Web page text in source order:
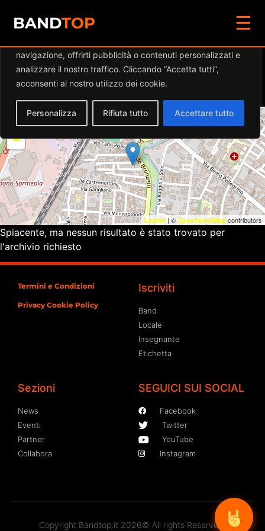
Diamo valore alla tua privacy
navigazione, offrirti pubblicità o contenuti personalizzati e
analizzare il nostro traffico. Cliccando “Accetta tutti”,
acconsenti al nostro utilizzo dei cookie.
Personalizza Rifiuta tutto Accettare tutto
BANDTOP
☰
Eventi aBAMBOO
VOLUME DUE
+
−
Leaflet| ©OpenStreetMap contributors
Spiacente, ma nessun risultato è stato trovato per
l'archivio richiesto
Termini e Condizioni
Privacy Cookie Policy
Iscriviti
Band
Locale
Insegnante
Etichetta
Sezioni
News
Eventi
Partner
Collabora
SEGUICI SUI SOCIAL
Facebook
Twitter
YouTube
Instagram
Copyright Bandtop.it 2026© All rights Reserved.